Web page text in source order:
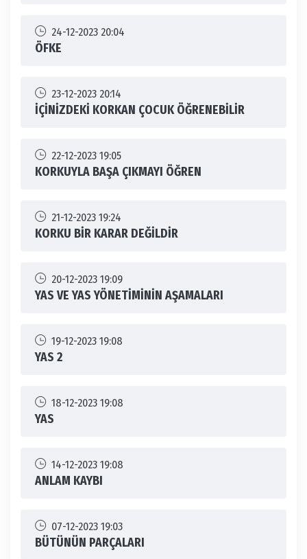
24-12-2023 20:04
ÖFKE
23-12-2023 20:14
İÇİNİZDEKİ KORKAN ÇOCUK ÖĞRENEBİLİR
22-12-2023 19:05
KORKUYLA BAŞA ÇIKMAYI ÖĞREN
21-12-2023 19:24
KORKU BİR KARAR DEĞİLDİR
20-12-2023 19:09
YAS VE YAS YÖNETİMİNİN AŞAMALARI
19-12-2023 19:08
YAS 2
18-12-2023 19:08
YAS
14-12-2023 19:08
ANLAM KAYBI
07-12-2023 19:03
BÜTÜNÜN PARÇALARI